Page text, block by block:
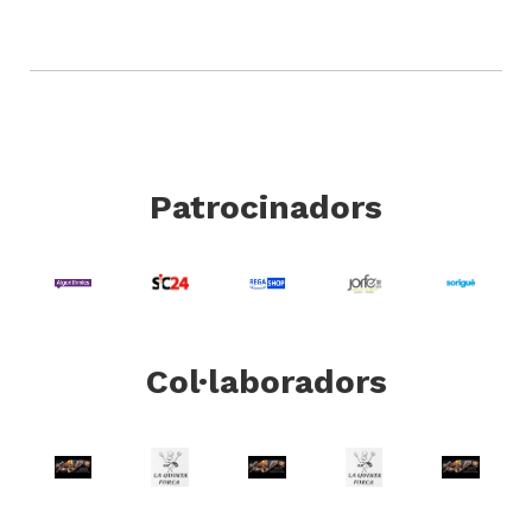
Patrocinadors
Imatge Imatge Imatge Imatge Imatge
Col·laboradors
Imatge Imatge Imatge Imatge Imatge